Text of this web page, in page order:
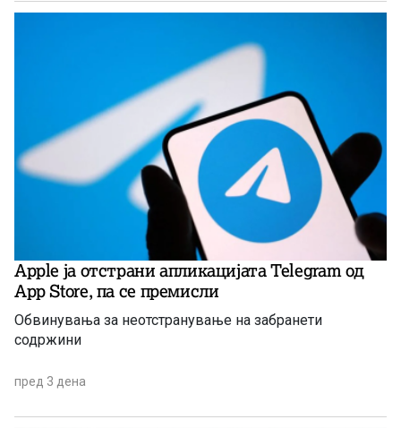
Apple ја отстрани апликацијата Telegram од
App Store, па се премисли
Обвинувања за неотстранување на забранети
содржини
пред 3 дена